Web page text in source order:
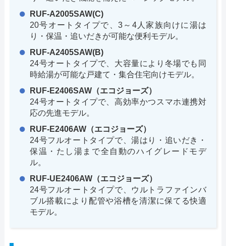
RUF-A2005SAW(C)
20号オートタイプで、3～4人家族向けに湯は
り・保温・追いだきが可能な便利モデル。
RUF-A2405SAW(B)
24号オートタイプで、大容量により冬場でも同
時給湯が可能な戸建て・集合住宅向けモデル。
RUF-E2406SAW（エコジョーズ）
24号オートタイプで、高効率かつスマホ連携対
応の先進モデル。
RUF-E2406AW（エコジョーズ）
24号フルオートタイプで、湯はり・追いだき・
保温・たし湯まで全自動のハイグレードモデ
ル。
RUF-UE2406AW（エコジョーズ）
24号フルオートタイプで、ウルトラファインバ
ブル搭載により配管や浴槽を清潔に保てる快適
モデル。